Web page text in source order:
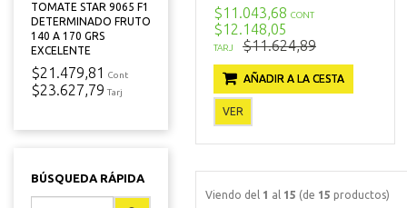
TOMATE STAR 9065 F1
DETERMINADO FRUTO
140 A 170 GRS
EXCELENTE
$21.479,81 Cont
$23.627,79 Tarj
BÚSQUEDA RÁPIDA
$11.043,68 CONT
$12.148,05
TARJ $11.624,89
AÑADIR A LA CESTA
VER
Viendo del 1 al 15 (de 15 productos)